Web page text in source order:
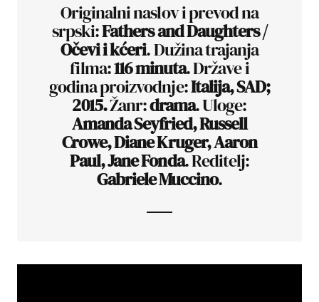
Originalni naslov i prevod na
srpski:Fathers and Daughters /
Očevi i kćeri. Dužina trajanja
filma:116 minuta. Države i
godina proizvodnje:Italija, SAD;
2015.Žanr:drama. Uloge:
Amanda Seyfried, Russell
Crowe, Diane Kruger, Aaron
Paul, Jane Fonda. Reditelj:
Gabriele Muccino.